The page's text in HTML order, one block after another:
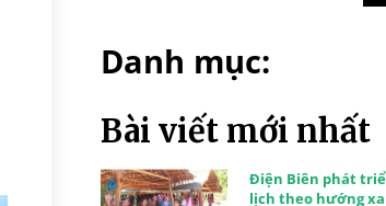
Danh mục:
Bài viết mới nhất
Điện Biên phát
lịch theo hướng